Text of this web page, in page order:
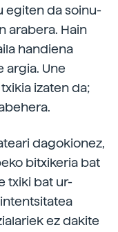
egiten da soinu-
arabera. Hain
handiena
argia. Une
izaten da;
dagokionez,
bitxikeria bat
txiki bat ur-
ez dakite